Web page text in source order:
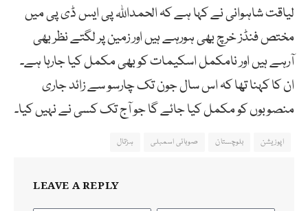
لیاقت شاہوانی نے کہا ہے کہ الحمداللہ پی ایس ڈی پی میں
مختص فنڈز خرچ بھی ہورہے ہیں اور زمین پر لگتے نظر بھی
آرہے ہیں اور نامکمل اسکیمات کو بھی مکمل کیا جارہا ہے۔
ان کا کہنا تھا کہ اس سال جون تک چارسو سے زائد جاری
منصوبوں کو مکمل کیا جائے گا جو آج تک کسی نے نہیں کیا۔
اپوزیشن بلوچستان صوبائی اسمبلی ہڑتال
LEAVE A REPLY